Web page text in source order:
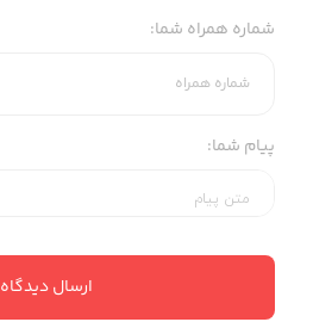
شماره همراه شما:
پیام شما:
ارسال دیدگاه